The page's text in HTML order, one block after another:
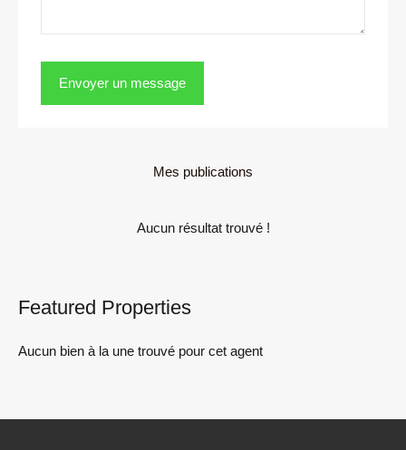
Mes publications
Aucun résultat trouvé !
Featured Properties
Aucun bien à la une trouvé pour cet agent